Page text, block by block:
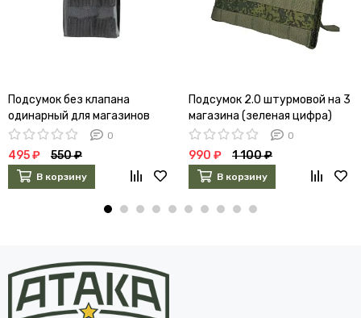
Подсумок без клапана
одинарный для магазинов
(черный)
0
495 ₽ 550 ₽
В корзину
Подсумок 2.0 штурмовой на 3
магазина (зеленая цифра)
0
990 ₽ 1 100 ₽
В корзину